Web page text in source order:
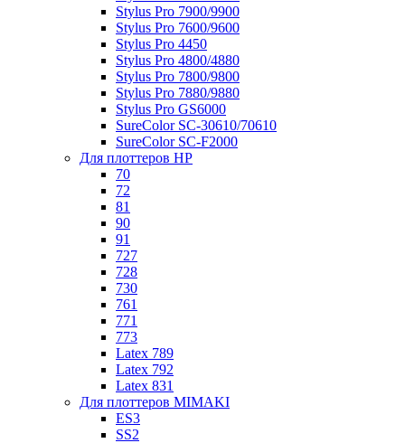
Stylus Pro 7900/9900
Stylus Pro 7600/9600
Stylus Pro 4450
Stylus Pro 4800/4880
Stylus Pro 7800/9800
Stylus Pro 7880/9880
Stylus Pro GS6000
SureColor SC-30610/70610
SureColor SC-F2000
Для плоттеров HP
70
72
81
90
91
727
728
730
761
771
773
Latex 789
Latex 792
Latex 831
Для плоттеров MIMAKI
ES3
SS2